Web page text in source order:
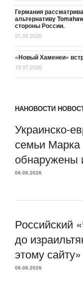
Германия
альтернативу
стороны России.
21.06.2026
«Новый Хаменеи»
19.07.2026
НАНОВОСТИ
Украинско-
семьи Марка
обнаружены
06.08.2026
Российский
до
этому сайту»
06.08.2026